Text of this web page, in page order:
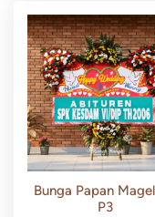
Bunga Papan
P3